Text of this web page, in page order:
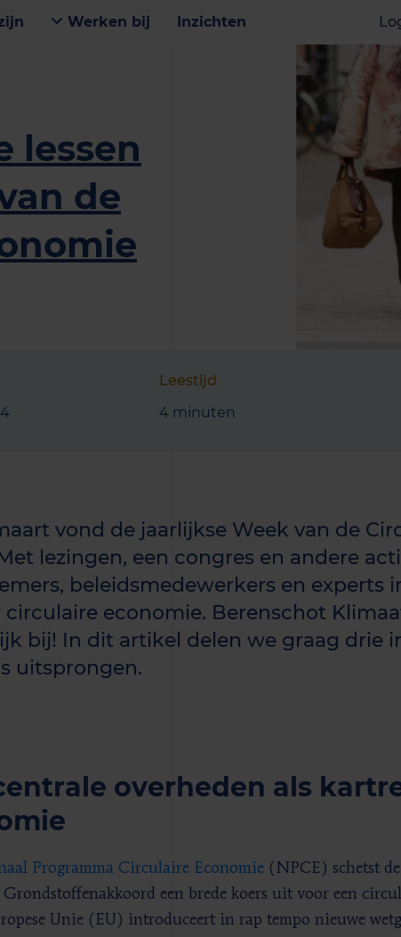
Werken bij Inzichten
lessen
de
Leestijd
4 minuten
vond de jaarlijkse Week van de
lezingen, een congres en andere
beleidsmedewerkers en experts
circulaire economie. Berenschot
bij! In dit artikel delen we graag drie
uitsprongen.
overheden als
Programma Circulaire Economie(NPCE) schetst de
een brede koers uit voor een
Unie (EU) introduceert in rap tempo nieuwe